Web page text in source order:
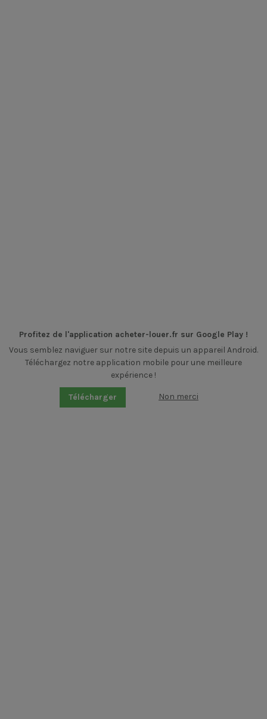
Profitez de l'application acheter-louer.fr sur Google Play !
Vous semblez naviguer sur notre site depuis un appareil Android.
Téléchargez notre application mobile pour une meilleure
expérience !
Télécharger Non merci